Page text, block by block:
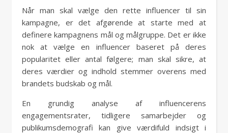
Når man skal vælge den rette influencer til sin
kampagne, er det afgørende at starte med at
definere kampagnens mål og målgruppe. Det er ikke
nok at vælge en influencer baseret på deres
popularitet eller antal følgere; man skal sikre, at
deres værdier og indhold stemmer overens med
brandets budskab og mål.
En grundig analyse af influencerens
engagementsrater, tidligere samarbejder og
publikumsdemografi kan give værdifuld indsigt i